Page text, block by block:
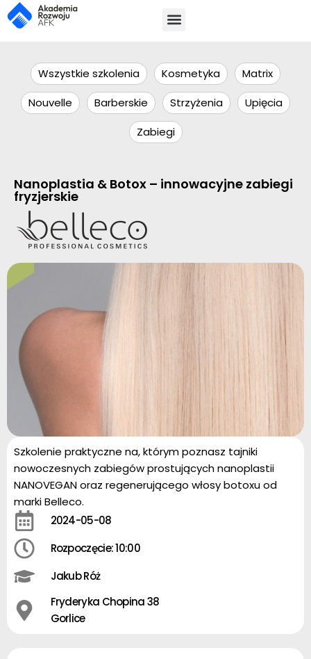
Wszystkie szkolenia Kosmetyka
Matrix
Nouvelle
Barberskie Strzyżenia
Upięcia
Zabiegi
Nanoplastia & Botox – innowacyjne zabiegi
fryzjerskie
Szkolenie praktyczne na, którym poznasz tajniki
nowoczesnych zabiegów prostujących nanoplastii
NANOVEGAN oraz regenerującego włosy botoxu od
marki Belleco.
2024-05-08
Rozpoczęcie: 10:00
Jakub Róż
Fryderyka Chopina 38
Gorlice